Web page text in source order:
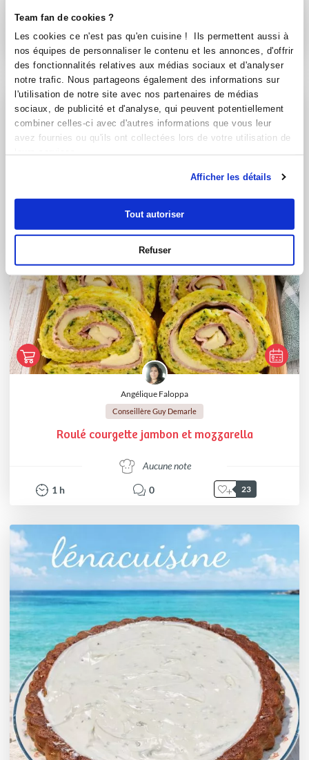
Team fan de cookies ?
Les cookies ce n'est pas qu'en cuisine ! Ils permettent aussi à
nos équipes de personnaliser le contenu et les annonces, d'offrir
des fonctionnalités relatives aux médias sociaux et d'analyser
notre trafic. Nous partageons également des informations sur
l'utilisation de notre site avec nos partenaires de médias
sociaux, de publicité et d'analyse, qui peuvent potentiellement
combiner celles-ci avec d'autres informations que vous leur
avez fournies ou qu'ils ont collectées lors de votre utilisation de
leurs services.
Afficher les détails
Tout autoriser
Refuser
15min 0 15
Angélique Faloppa
Conseillère Guy Demarle
Roulé courgette jambon et mozzarella
Aucune note
1 h 0 23